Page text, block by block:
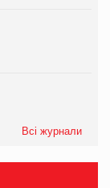
Всі журнали